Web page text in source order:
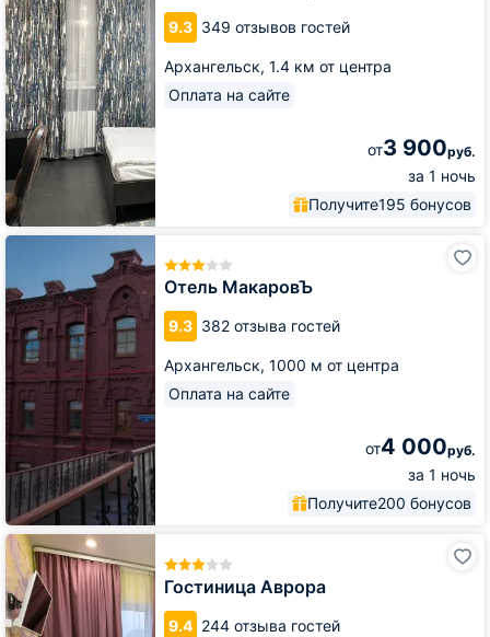
9.3 349 отзывов гостей
Архангельск, 1.4 км от центра
Оплата на сайте
от3 900руб.
за 1 ночь
Получите195 бонусов
Отель МакаровЪ
9.3 382 отзыва гостей
Архангельск, 1000 м от центра
Оплата на сайте
от4 000руб.
за 1 ночь
Получите200 бонусов
Отель
Гостиница Аврора
9.4 244 отзыва гостей
Гостиница
Аврора